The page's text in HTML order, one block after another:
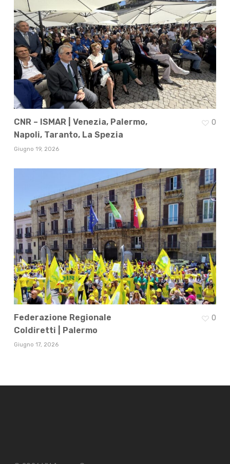
CNR – ISMAR | Venezia, Palermo,
Napoli, Taranto, La Spezia
Giugno 19, 2026
0
Federazione Regionale
Coldiretti | Palermo
Giugno 17, 2026
0